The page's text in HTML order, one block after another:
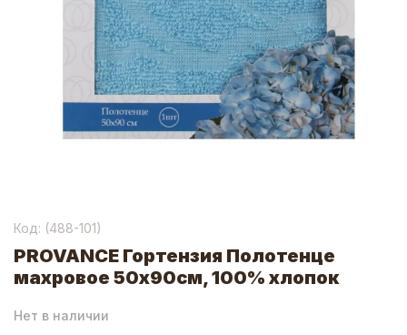
Код: (488-101)
PROVANCE Гортензия Полотенце
махровое 50х90см, 100% хлопок
Нет в наличии